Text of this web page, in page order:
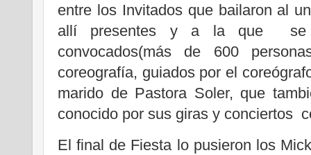
entre los Invitados que bailaron al
allí presentes y a la que se
convocados(más de 600
coreografía, guiados por el
marido de Pastora Soler, que
conocido por sus giras y conciertos
El final de Fiesta lo pusieron los